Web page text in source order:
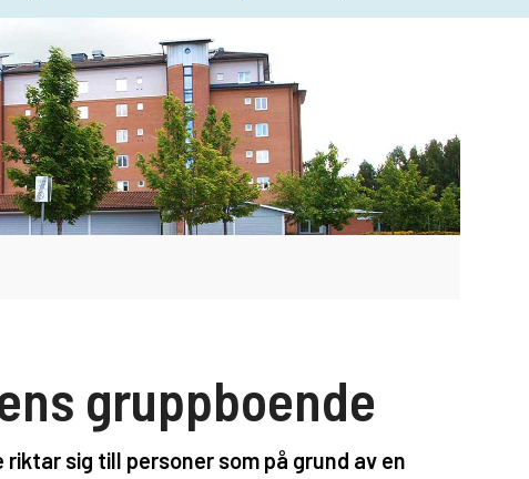
gruppboende
sig till personer som på grund av en